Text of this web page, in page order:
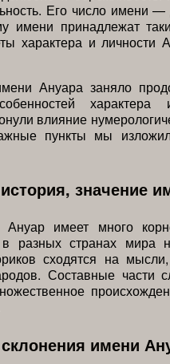
Его число имени
имени принадлежат
характера и личности
Ануара заняло
влияние
пункты мы
значение
Ануар имеет много
в разных странах мира
сходятся на
Составные части
имени